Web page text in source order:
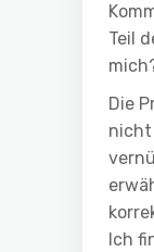
Teil
Die
nicht
Ich